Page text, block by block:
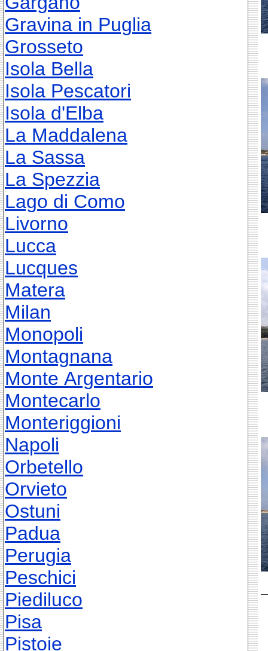
Gravina in Puglia
Grosseto
Isola Bella
Isola Pescatori
Isola d'Elba
La Maddalena
La Sassa
La Spezzia
Lago di Como
Livorno
Lucca
Lucques
Matera
Milan
Monopoli
Montagnana
Monte Argentario
Montecarlo
Monteriggioni
Napoli
Orbetello
Orvieto
Ostuni
Padua
Perugia
Peschici
Piediluco
Pisa
Pistoie